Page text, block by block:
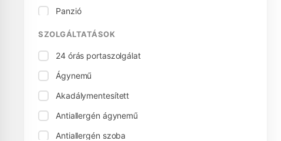
Panzió
Vendégház
SZOLGÁLTATÁSOK
24 órás portaszolgálat
Ágynemű
Akadálymentesített
Antiallergén ágynemű
Antiallergén szoba